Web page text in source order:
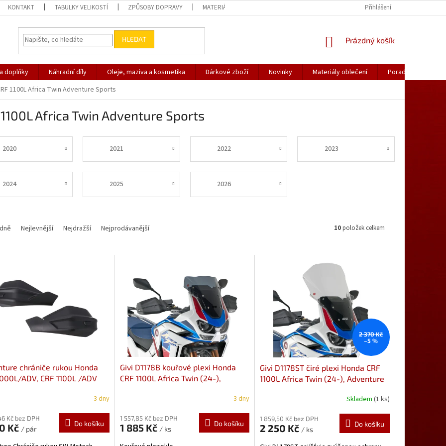
KONTAKT TABULKY VELIKOSTÍ ZPŮSOBY DOPRAVY MATERIÁLY OBLEČENÍ KATALOGY (.PDF)Přihlášení
HLEDAT
NÁKUPNÍ
Prázdný košík
doplňky Náhradní díly Oleje, maziva a kosmetika Dárkové zboží Novinky Materiály oblečení Poradna
1100L Africa Twin Adventure Sports
1100L Africa Twin Adventure Sports
2020 2021 2022 2023
2024 2025 2026
Nejlevnější Nejdražší Nejprodávanější 10položek celkem
chrániče rukou Honda
ADV, CRF 1100L /ADV
3 dny
Kč bez DPH
Kč / pár
Do košíku
Givi D1178B kouřové plexi Honda
CRF 1100L Africa Twin (24-),
3 dny
1 557,85 Kč bez DPH
1 885 Kč / ks
Do košíku
2 370 Kč
–5 %
Givi D1178ST čiré plexi Honda CRF
1100L Africa Twin (24-), Adventure
Skladem (1 ks)
1 859,50 Kč bez DPH
2 250 Kč / ks
Do košíku